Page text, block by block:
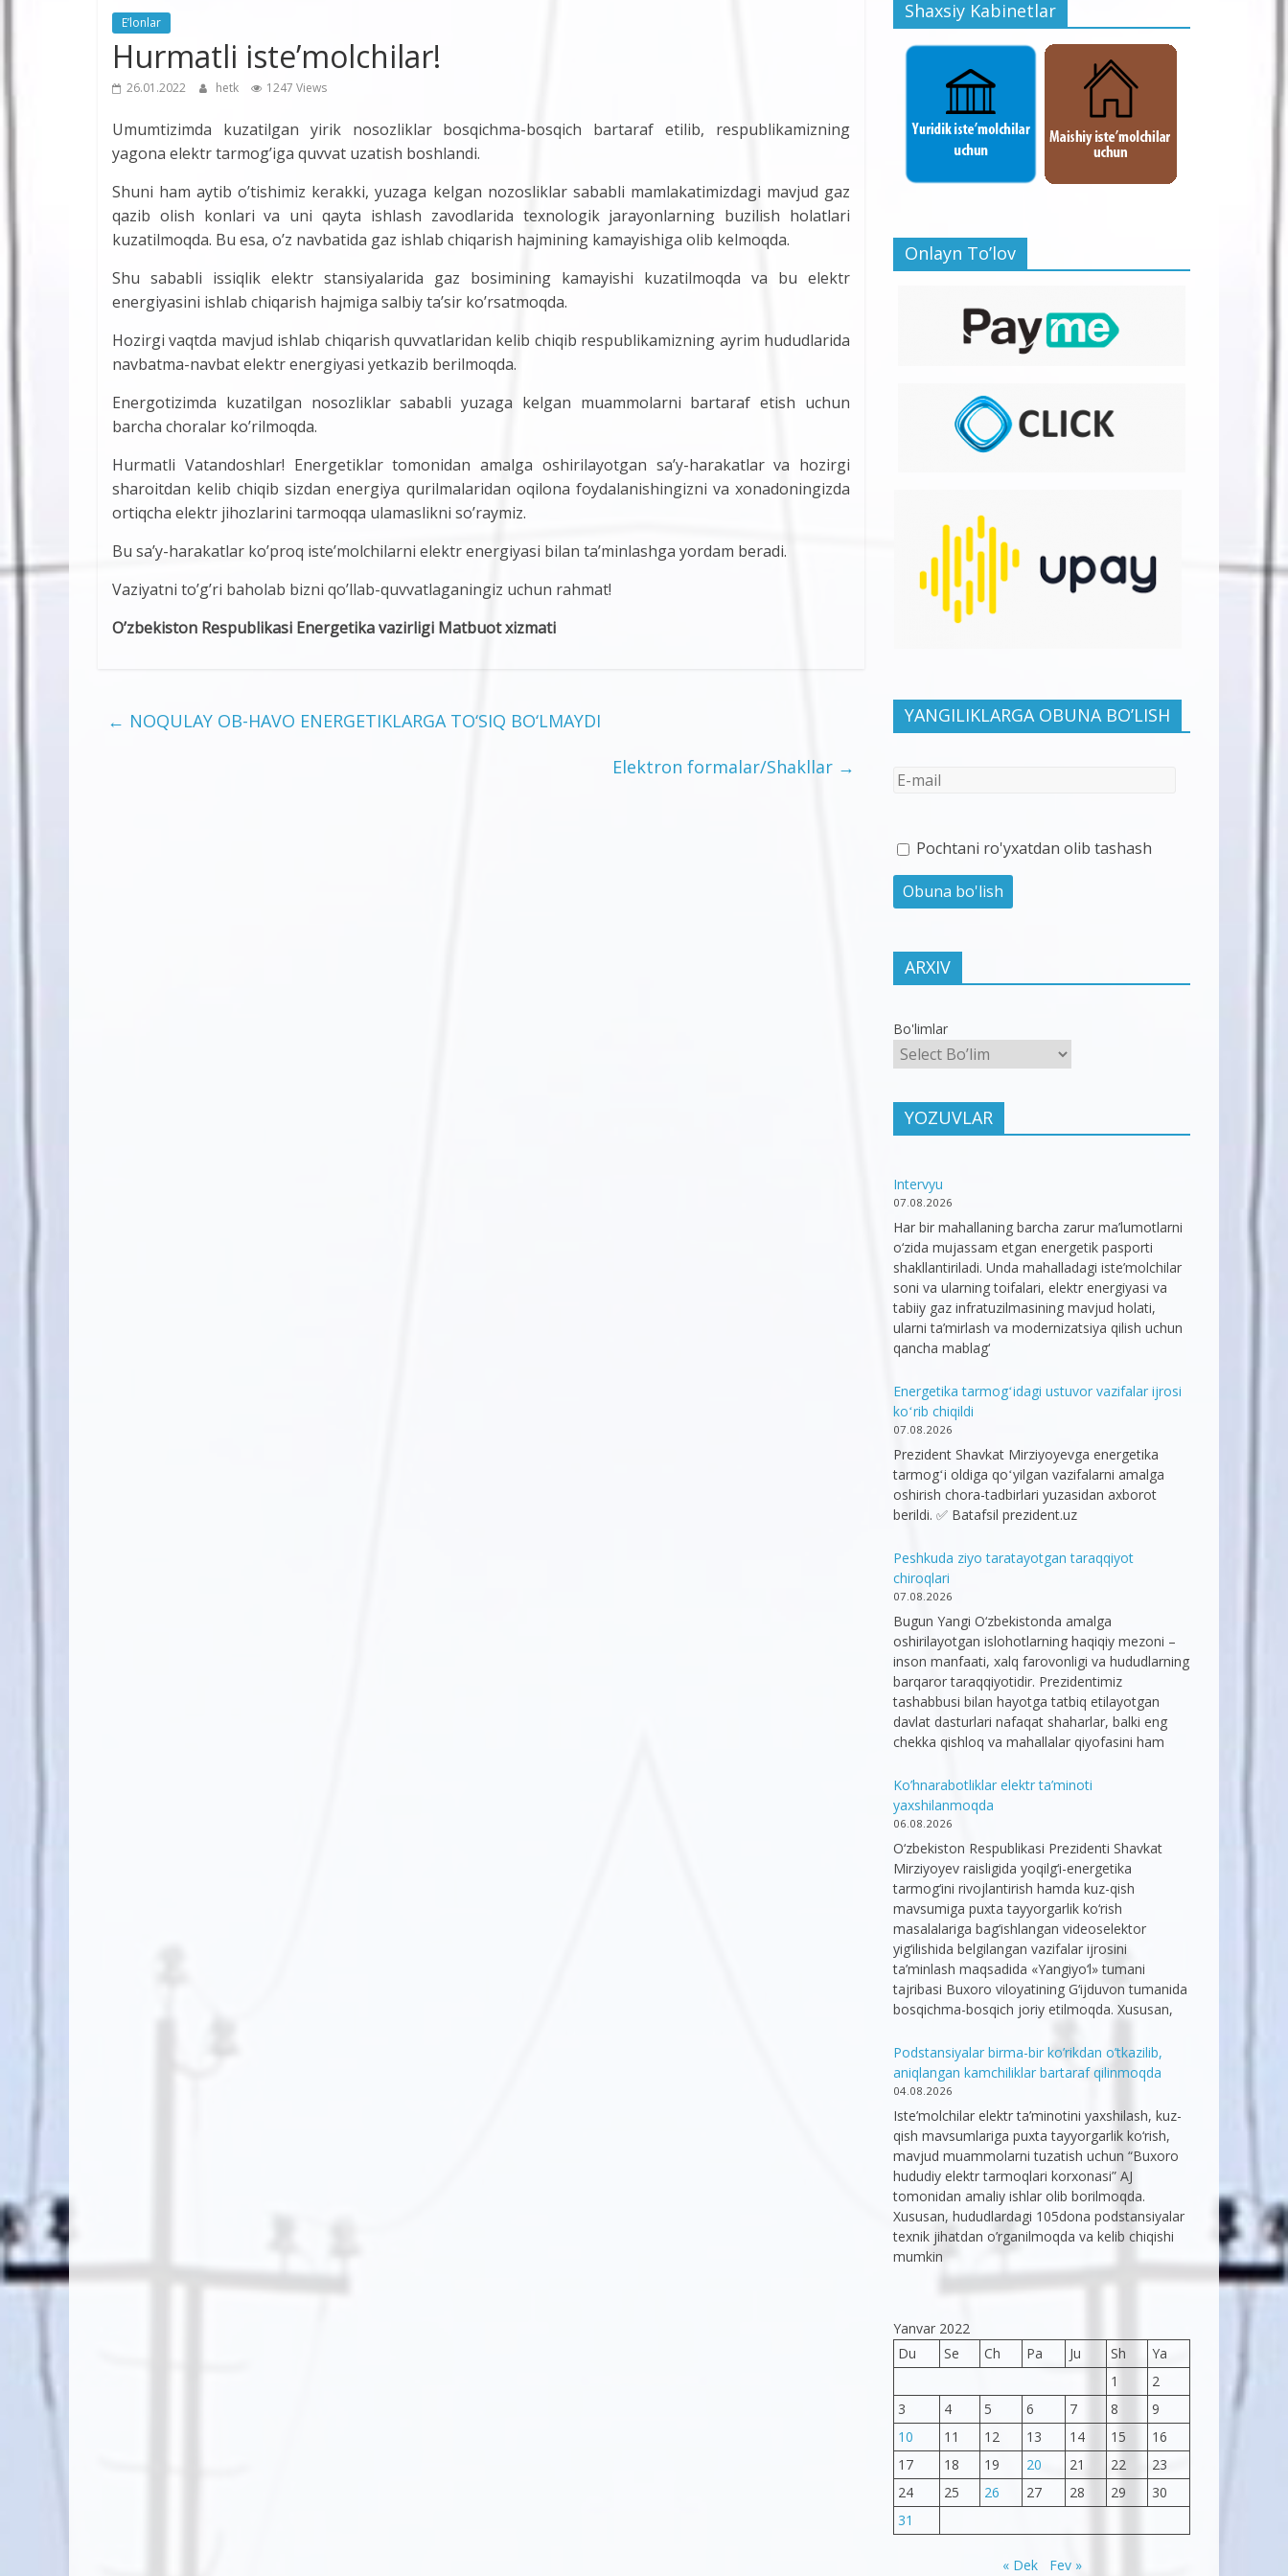
E’lonlar
Hurmatli iste’molchilar!
26.01.2022 hetk 1247 Views
Umumtizimda kuzatilgan yirik nosozliklar bosqichma-bosqich bartaraf etilib, respublikamizning
yagona elektr tarmog’iga quvvat uzatish boshlandi.
Shuni ham aytib o’tishimiz kerakki, yuzaga kelgan nozosliklar sababli mamlakatimizdagi mavjud gaz
qazib olish konlari va uni qayta ishlash zavodlarida texnologik jarayonlarning buzilish holatlari
kuzatilmoqda. Bu esa, o’z navbatida gaz ishlab chiqarish hajmining kamayishiga olib kelmoqda.
Shu sababli issiqlik elektr stansiyalarida gaz bosimining kamayishi kuzatilmoqda va bu elektr
energiyasini ishlab chiqarish hajmiga salbiy ta’sir ko’rsatmoqda.
Hozirgi vaqtda mavjud ishlab chiqarish quvvatlaridan kelib chiqib respublikamizning ayrim hududlarida
navbatma-navbat elektr energiyasi yetkazib berilmoqda.
Energotizimda kuzatilgan nosozliklar sababli yuzaga kelgan muammolarni bartaraf etish uchun
barcha choralar ko’rilmoqda.
Hurmatli Vatandoshlar! Energetiklar tomonidan amalga oshirilayotgan sa’y-harakatlar va hozirgi
sharoitdan kelib chiqib sizdan energiya qurilmalaridan oqilona foydalanishingizni va xonadoningizda
ortiqcha elektr jihozlarini tarmoqqa ulamaslikni so’raymiz.
Bu sa’y-harakatlar ko’proq iste’molchilarni elektr energiyasi bilan ta’minlashga yordam beradi.
Vaziyatni to’g’ri baholab bizni qo’llab-quvvatlaganingiz uchun rahmat!
O’zbekiston Respublikasi Energetika vazirligi Matbuot xizmati
← NOQULAY OB-HAVO ENЕRGЕTIKLARGA TO‘SIQ BO‘LMAYDI
Elektron formalar/Shakllar →
Shaxsiy Kabinetlar
Onlayn To’lov
YANGILIKLARGA OBUNA BO’LISH
Pochtani ro'yxatdan olib tashash
ARXIV
Bo'limlar
YOZUVLAR
Intervyu
07.08.2026
Har bir mahallaning barcha zarur ma’lumotlarni
o‘zida mujassam etgan energetik pasporti
shakllantiriladi. Unda mahalladagi iste’molchilar
soni va ularning toifalari, elektr energiyasi va
tabiiy gaz infratuzilmasining mavjud holati,
ularni ta’mirlash va modernizatsiya qilish uchun
qancha mablag‘
Energetika tarmogʻidagi ustuvor vazifalar ijrosi
koʻrib chiqildi
07.08.2026
Prezident Shavkat Mirziyoyevga energetika
tarmogʻi oldiga qoʻyilgan vazifalarni amalga
oshirish chora-tadbirlari yuzasidan axborot
berildi. ✅ Batafsil prezident.uz
Peshkuda ziyo taratayotgan taraqqiyot
chiroqlari
07.08.2026
Bugun Yangi O‘zbekistonda amalga
oshirilayotgan islohotlarning haqiqiy mezoni –
inson manfaati, xalq farovonligi va hududlarning
barqaror taraqqiyotidir. Prezidentimiz
tashabbusi bilan hayotga tatbiq etilayotgan
davlat dasturlari nafaqat shaharlar, balki eng
chekka qishloq va mahallalar qiyofasini ham
Ko’hnarabotliklar elektr ta’minoti
yaxshilanmoqda
06.08.2026
O‘zbekiston Respublikasi Prezidenti Shavkat
Mirziyoyev raisligida yoqilg‘i-energetika
tarmog‘ini rivojlantirish hamda kuz-qish
mavsumiga puxta tayyorgarlik ko‘rish
masalalariga bag‘ishlangan videoselektor
yig‘ilishida belgilangan vazifalar ijrosini
ta’minlash maqsadida «Yangiyo‘l» tumani
tajribasi Buxoro viloyatining G‘ijduvon tumanida
bosqichma-bosqich joriy etilmoqda. Xususan,
Podstansiyalar birma-bir ko’rikdan o’tkazilib,
aniqlangan kamchiliklar bartaraf qilinmoqda
04.08.2026
Iste’molchilar elektr ta’minotini yaxshilash, kuz-
qish mavsumlariga puxta tayyorgarlik ko‘rish,
mavjud muammolarni tuzatish uchun “Buxoro
hududiy elektr tarmoqlari korxonasi” AJ
tomonidan amaliy ishlar olib borilmoqda.
Xususan, hududlardagi 105dona podstansiyalar
texnik jihatdan o’rganilmoqda va kelib chiqishi
mumkin
Yanvar 2022
Du
Se Ch Pa Ju Sh
Ya
1
2
3
4 5 6 7 8
9
10
11 12 13 14 15
16
17
18 19 20 21 22
23
24
25 26 27 28 29
30
31
« Dek Fev »